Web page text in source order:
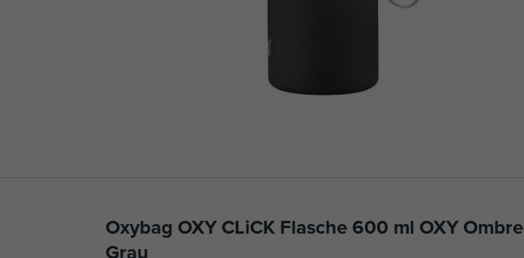
Oxybag OXY CLiCK Flasche 600 ml OXY Ombre
Grau